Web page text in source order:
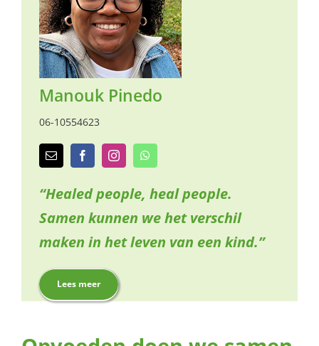
naar:
Manouk Pinedo
06-10554623
“Healed people, heal people.
Samen kunnen we het verschil
maken in het leven van een kind.”
Lees meer